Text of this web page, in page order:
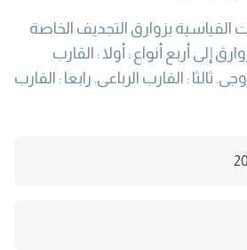
بزوارق التجديف الخاصة
إلى أربع أنواع : أولا : القارب
ثالثا : القارب الرباعى. رابعا : القارب